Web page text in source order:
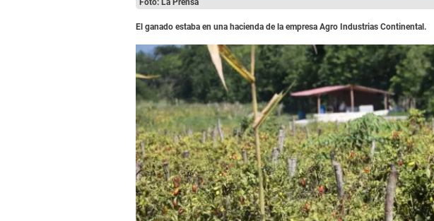
Foto: La Prensa
El ganado estaba en una hacienda de la empresa Agro Industrias Continental.